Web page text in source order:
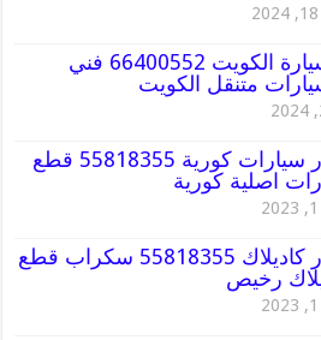
تظليل سيارة الكويت 66400552 فني
متنقل الكويت
قطع غيار سيارات كورية 55818355 قطع
اصلية كورية
قطع غيار كاديلاك 55818355 سكراب قطع
رخيص